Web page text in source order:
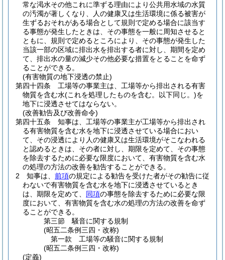
常な渇水その他これに準ずる理由により公共用水域の水質
の汚濁が著しくなり、人の健康又は生活環境に係る被害が
生ずるおそれがある場合として規則で定める場合に該当す
る事態が発生したときは、その事態を一般に周知させると
ともに、規則で定めるところにより、その事態が発生した
当該一部の区域に排出水を排出する者に対し、期間を定め
て、排出水の量の減少その他必要な措置をとることを命ず
ることができる。
(有害物質の地下浸透の禁止)
第四十四条
工場等の事業主は、工場等から排出される有害
物質を含む水(これを処理したものを含む。以下同じ。)を
地下に浸透させてはならない。
(改善勧告及び改善命令)
第四十五条
知事は、工場等の事業主が工場等から排出され
る有害物質を含む水を地下に浸透させている場合におい
て、その浸透により人の健康又は生活環境がそこなわれる
と認めるときは、その者に対し、期限を定めて、その事態
を除去するために必要な限度において、有害物質を含む水
の処理の方法の改善を勧告することができる。
2
知事は、 前項の規定による勧告を受けた者がその勧告に従
わないで有害物質を含む水を地下に浸透させているとき
は、期限を定めて、 同項の事態を除去するために必要な限
度において、有害物質を含む水の処理の方法の改善を命ず
ることができる。
第三節
騒音に関する規制
(昭五二条例三四・改称)
第一款
工場等の騒音に関する規制
(昭五二条例三四・改称)
(定義)